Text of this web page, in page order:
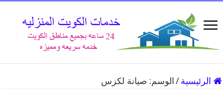
الرئيسية / الوسم: صيانة لكزس